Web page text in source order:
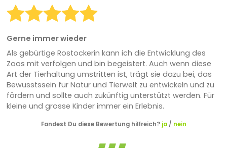
Gerne immer wieder
Als gebürtige Rostockerin kann ich die Entwicklung des
Zoos mit verfolgen und bin begeistert. Auch wenn diese
Art der Tierhaltung umstritten ist, trägt sie dazu bei, das
Bewusstssein für Natur und Tierwelt zu entwickeln und zu
fördern und sollte auch zukünftig unterstützt werden. Für
kleine und grosse Kinder immer ein Erlebnis.
Fandest Du diese Bewertung hilfreich? ja/ nein